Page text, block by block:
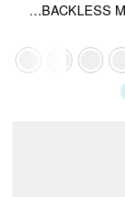
SCOOP NECKLINE SOLID BOWKNOT BACKLESS MAXI DRESS